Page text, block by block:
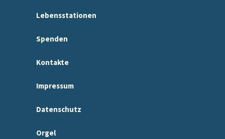
Lebensstationen
Spenden
Kontakte
Impressum
Datenschutz
Orgel